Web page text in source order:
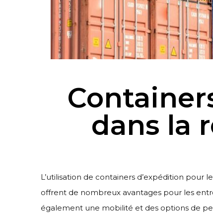
dans la
L’utilisation de containers d’expédition pour
offrent de nombreux avantages pour les
également une mobilité et des options de